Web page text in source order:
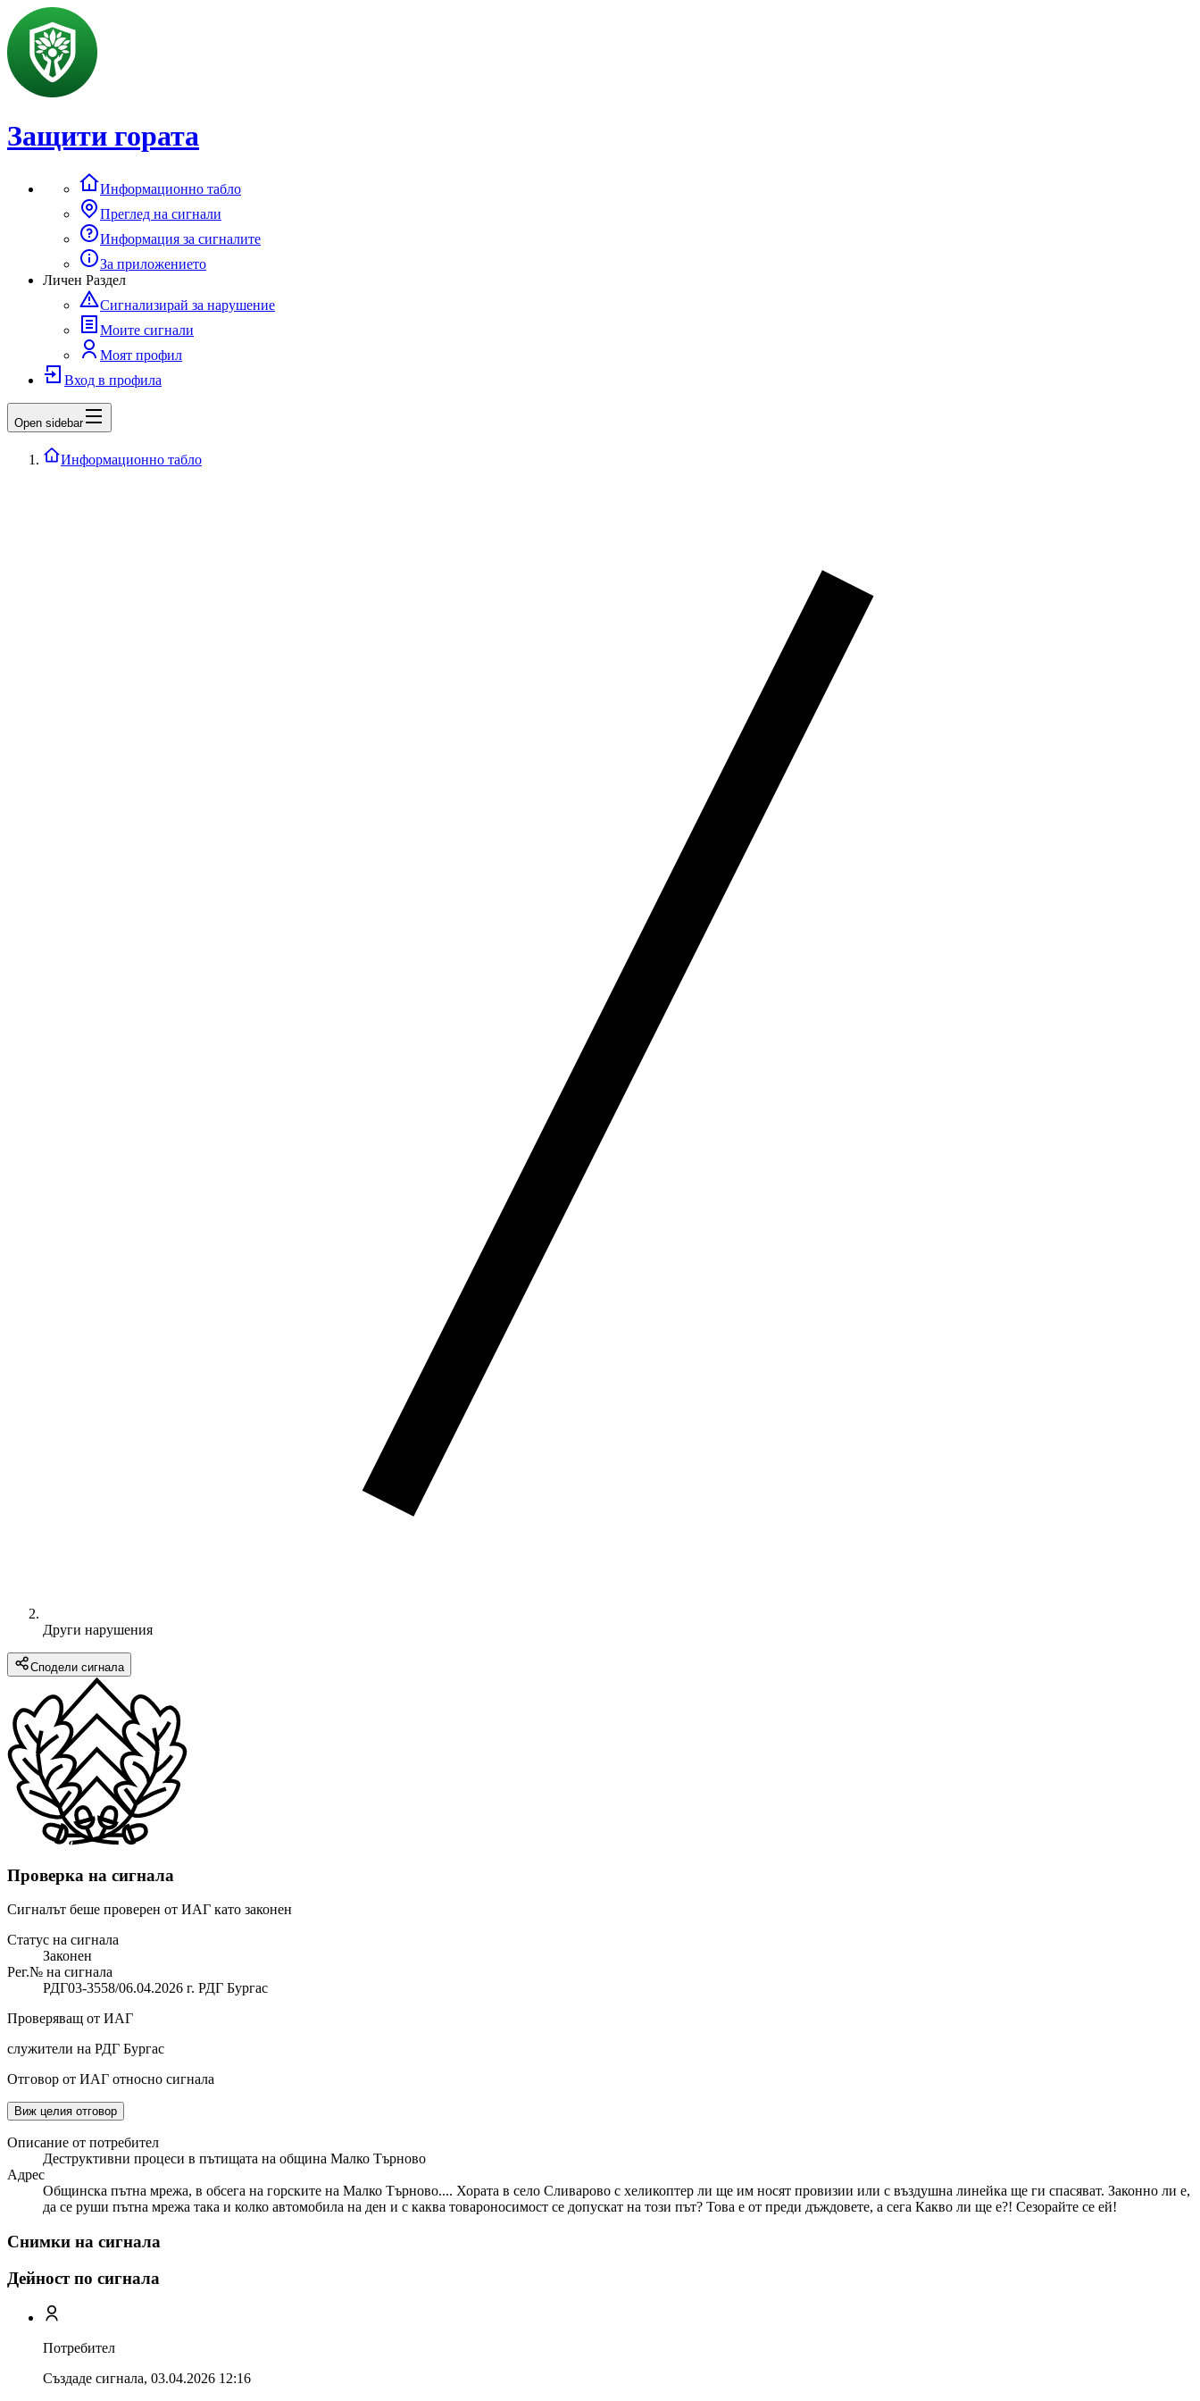
Защити гората
Информационно табло
Преглед на сигнали
Информация за сигналите
За приложението
Личен Раздел
Сигнализирай за нарушение
Моите сигнали
Моят профил
Вход в профила
Open sidebar
Информационно табло
Други нарушения
Сподели сигнала
Проверка на сигнала
Сигналът беше проверен от ИАГ като законен
Статус на сигнала
Законен
Рег.№ на сигнала
РДГ03-3558/06.04.2026 г. РДГ Бургас
Проверяващ от ИАГ
служители на РДГ Бургас
Отговор от ИАГ относно сигнала
Виж целия отговор
Описание от потребител
Деструктивни процеси в пътищата на община Малко Търново
Адрес
Общинска пътна мрежа, в обсега на горските на Малко Търново.... Хората в село Сливарово с хеликоптер ли ще им носят провизии или с въздушна линейка ще ги спасяват. Законно ли е,
да се руши пътна мрежа така и колко автомобила на ден и с каква товароносимост се допускат на този път? Това е от преди дъждовете, а сега Какво ли ще е?! Сезорайте се ей!
Снимки на сигнала
Дейност по сигнала
Потребител
Създаде сигнала, 03.04.2026 12:16